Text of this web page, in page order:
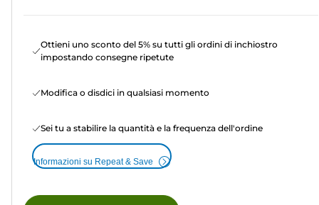
Ottieni uno sconto del 5% su tutti gli ordini di inchiostro
impostando consegne ripetute
Modifica o disdici in qualsiasi momento
Sei tu a stabilire la quantità e la frequenza dell'ordine
Informazioni su Repeat & Save